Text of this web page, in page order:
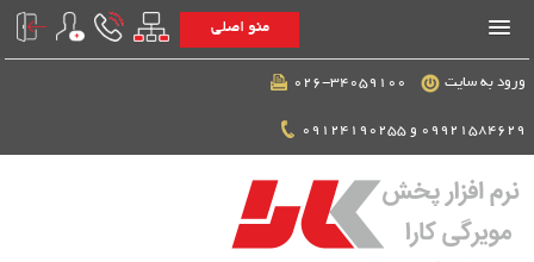
منو اصلی
ورود به سایت